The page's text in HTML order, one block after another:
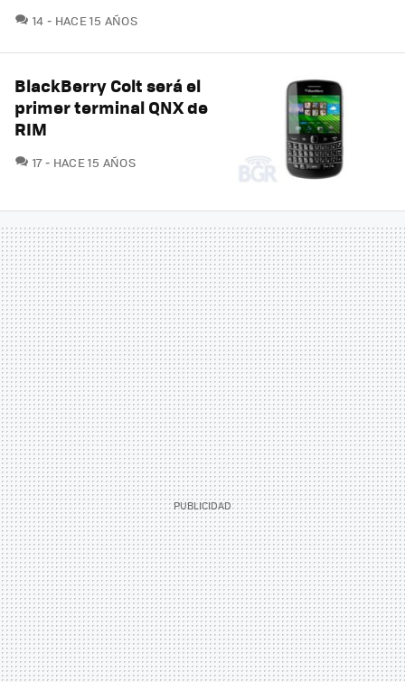
14 COMENTARIOS
HACE 15 AÑOS
BlackBerry Colt será el
primer terminal QNX de
RIM
17COMENTARIOS
HACE 15 AÑOS